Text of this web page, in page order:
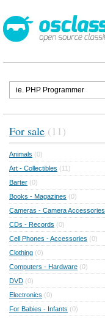
For sale (11)
Animals (0)
Art - Collectibles (11)
Barter (0)
Books - Magazines (0)
Cameras - Camera Accessories
CDs - Records (0)
Cell Phones - Accessories (0)
Clothing (0)
Computers - Hardware (0)
DVD (0)
Electronics (0)
For Babies - Infants (0)